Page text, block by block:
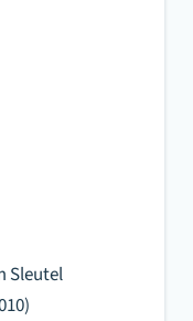
Sleutel